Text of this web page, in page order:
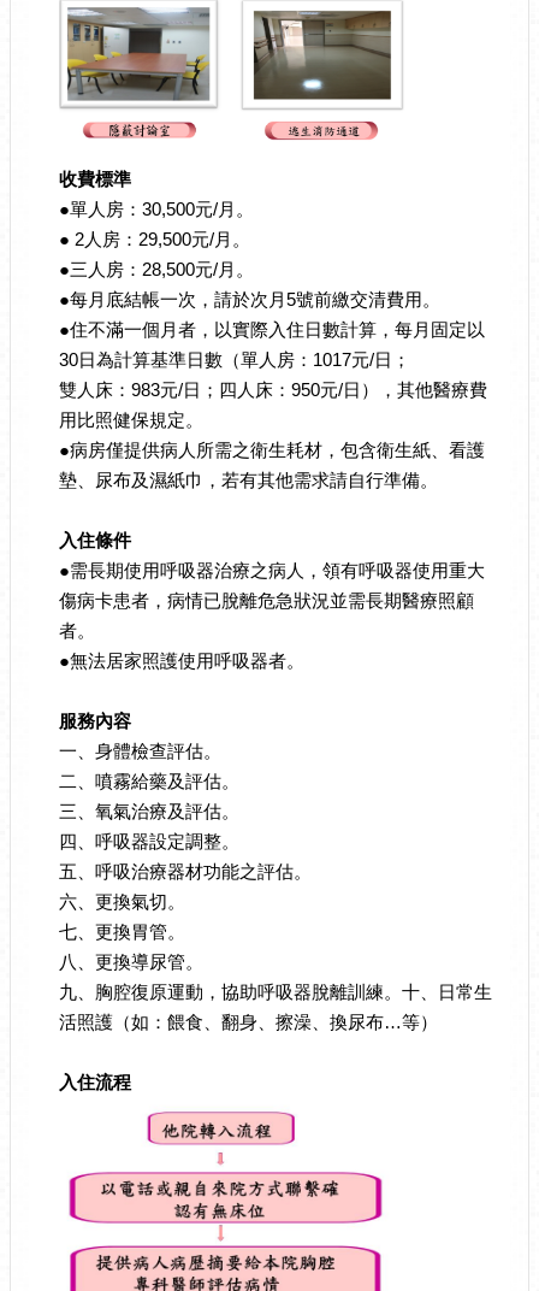
收費標準
●單人房：30,500元/月。
● 2人房：29,500元/月。
●三人房：28,500元/月。
●每月底結帳一次，請於次月5號前繳交清費用。
●住不滿一個月者，以實際入住日數計算，每月固定以
30日為計算基準日數（單人房：1017元/日；
雙人床：983元/日；四人床：950元/日），其他醫療費
用比照健保規定。
●病房僅提供病人所需之衛生耗材，包含衛生紙、看護
墊、尿布及濕紙巾，若有其他需求請自行準備。
入住條件
●需長期使用呼吸器治療之病人，領有呼吸器使用重大
傷病卡患者，病情已脫離危急狀況並需長期醫療照顧
者。
●無法居家照護使用呼吸器者。
服務內容
一、身體檢查評估。
二、噴霧給藥及評估。
三、氧氣治療及評估。
四、呼吸器設定調整。
五、呼吸治療器材功能之評估。
六、更換氣切。
七、更換胃管。
八、更換導尿管。
九、胸腔復原運動，協助呼吸器脫離訓練。十、日常生
活照護（如：餵食、翻身、擦澡、換尿布…等）
入住流程